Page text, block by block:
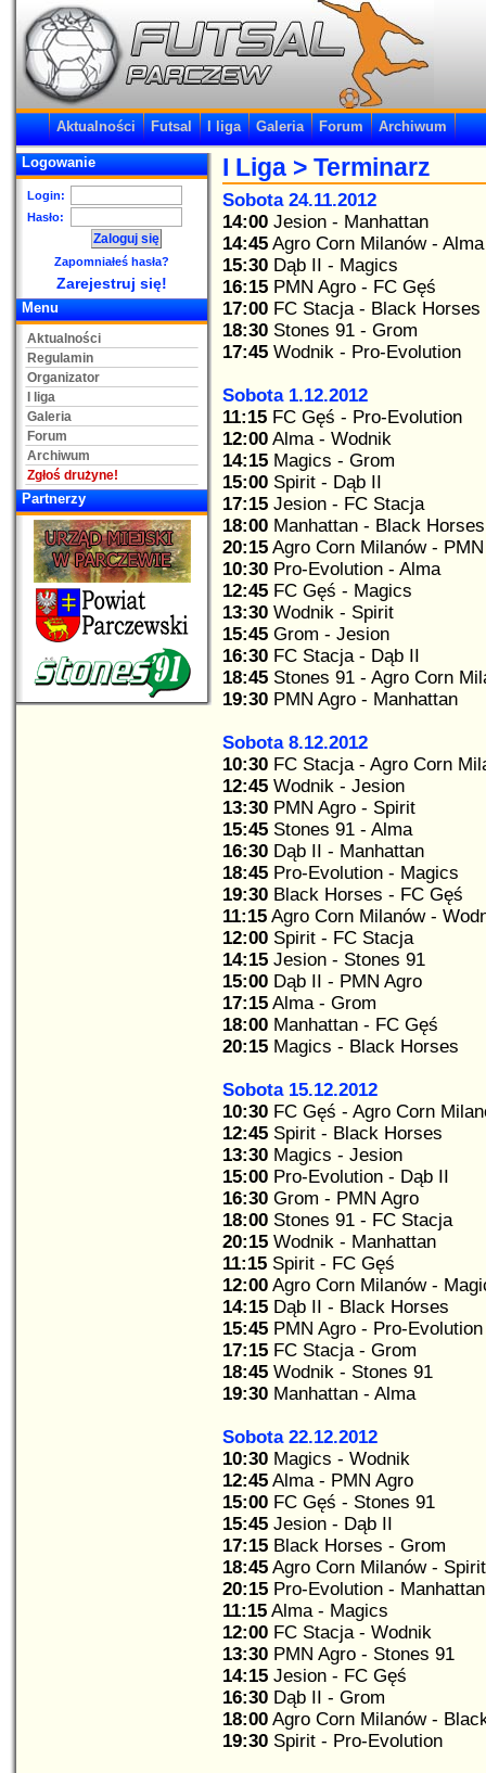
Aktualności Futsal I liga Galeria Forum Archiwum
Logowanie
Login:
Hasło:
Zapomniałeś hasła?
Zarejestruj się!
Menu
Aktualności
Regulamin
Organizator
I liga
Galeria
Forum
Archiwum
Zgłoś drużyne!
Partnerzy
I Liga > Terminarz
Sobota 24.11.2012
14:00 Jesion - Manhattan
14:45 Agro Corn Milanów - Alma
15:30 Dąb II - Magics
16:15 PMN Agro - FC Gęś
17:00 FC Stacja - Black Horses
18:30 Stones 91 - Grom
17:45 Wodnik - Pro-Evolution
Sobota 1.12.2012
11:15 FC Gęś - Pro-Evolution
12:00 Alma - Wodnik
14:15 Magics - Grom
15:00 Spirit - Dąb II
17:15 Jesion - FC Stacja
18:00 Manhattan - Black Horses
20:15 Agro Corn Milanów -
10:30 Pro-Evolution - Alma
12:45 FC Gęś - Magics
13:30 Wodnik - Spirit
15:45 Grom - Jesion
16:30 FC Stacja - Dąb II
18:45 Stones 91 - Agro Corn
19:30 PMN Agro - Manhattan
Sobota 8.12.2012
10:30 FC Stacja - Agro Corn
12:45 Wodnik - Jesion
13:30 PMN Agro - Spirit
15:45 Stones 91 - Alma
16:30 Dąb II - Manhattan
18:45 Pro-Evolution - Magics
19:30 Black Horses - FC Gęś
11:15 Agro Corn Milanów -
12:00 Spirit - FC Stacja
14:15 Jesion - Stones 91
15:00 Dąb II - PMN Agro
17:15 Alma - Grom
18:00 Manhattan - FC Gęś
20:15 Magics - Black Horses
Sobota 15.12.2012
10:30 FC Gęś - Agro Corn
12:45 Spirit - Black Horses
13:30 Magics - Jesion
15:00 Pro-Evolution - Dąb II
16:30 Grom - PMN Agro
18:00 Stones 91 - FC Stacja
20:15 Wodnik - Manhattan
11:15 Spirit - FC Gęś
12:00 Agro Corn Milanów -
14:15 Dąb II - Black Horses
15:45 PMN Agro - Pro-Evolution
17:15 FC Stacja - Grom
18:45 Wodnik - Stones 91
19:30 Manhattan - Alma
Sobota 22.12.2012
10:30 Magics - Wodnik
12:45 Alma - PMN Agro
15:00 FC Gęś - Stones 91
15:45 Jesion - Dąb II
17:15 Black Horses - Grom
18:45 Agro Corn Milanów - Spirit
20:15 Pro-Evolution - Manhattan
11:15 Alma - Magics
12:00 FC Stacja - Wodnik
13:30 PMN Agro - Stones 91
14:15 Jesion - FC Gęś
16:30 Dąb II - Grom
18:00 Agro Corn Milanów -
19:30 Spirit - Pro-Evolution